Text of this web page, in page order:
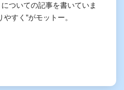
ついての記事を書いていま
すく”がモットー。